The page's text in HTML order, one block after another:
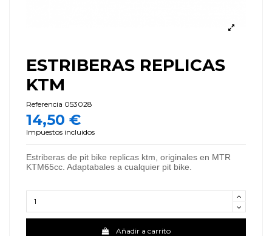
ESTRIBERAS REPLICAS
KTM
Referencia 053028
14,50 €
Impuestos incluidos
Estriberas de pit bike replicas ktm, originales en MTR
KTM65cc. Adaptabales a cualquier pit bike.
Añadir a carrito